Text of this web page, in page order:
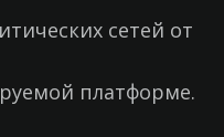
сетей от
платформе.